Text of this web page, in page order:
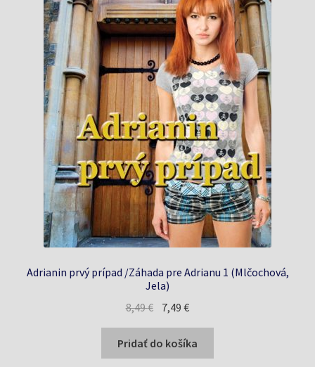
Adrianin prvý prípad /Záhada pre Adrianu 1 (Mlčochová,
Jela)
8,49€ Pôvodná
bola:
8,49 €.
7,49€Aktuálna
je:
7,49 €.
Pridať do košíka